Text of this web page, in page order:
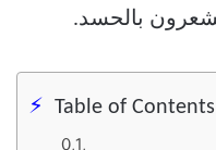
Table of Contents